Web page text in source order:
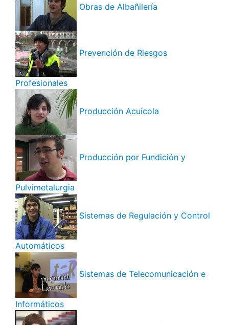
Obras de Albañilería
Prevención de Riesgos
Profesionales
Producción Acuícola
Producción por Fundición y
Pulvimetalurgia
Sistemas de Regulación y Control
Automáticos
Sistemas de Telecomunicación e
Informáticos